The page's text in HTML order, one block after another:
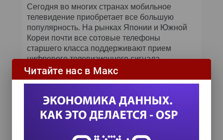
Сегодня во многих странах мобильное
телевидение приобретает все большую
популярность. На рынках Японии и Южной
Кореи почти все сотовые телефоны
старшего класса поддерживают прием
цифрового телевизионного сигнала.
Аналогичные функции встроены
в портативные компьютеры
новые чипы совместимы сразу
с несколькими стандартами, интерес к ним со
стороны разработчиков оборудования
Читайте нас в Макс